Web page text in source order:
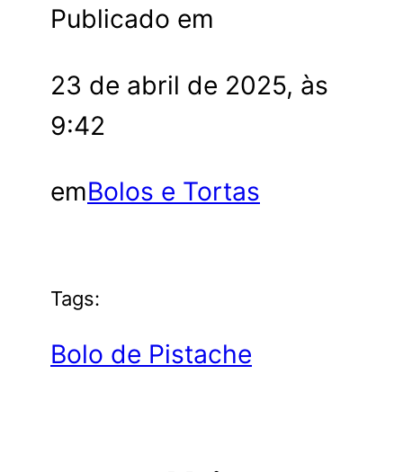
Publicado em
23 de abril de 2025, às
9:42
emBolos e Tortas
Tags:
Bolo de Pistache